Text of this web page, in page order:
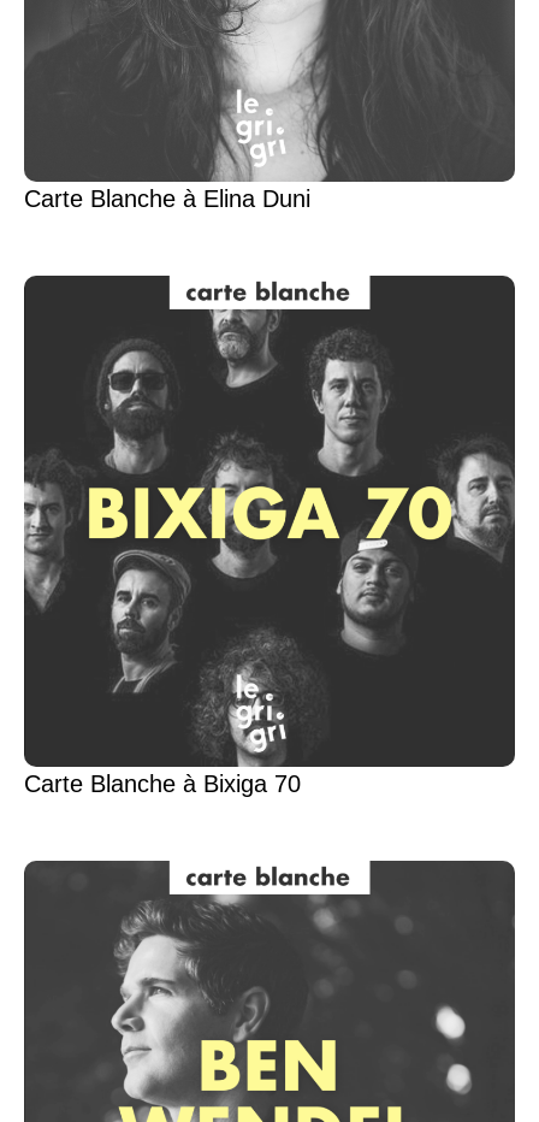
Carte Blanche à Elina Duni
Carte Blanche à Bixiga 70